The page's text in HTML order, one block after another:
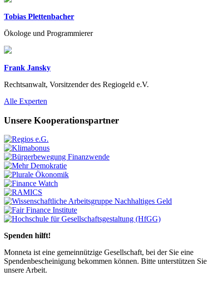
Tobias Plettenbacher
Ökologe und Programmierer
Frank Jansky
Rechtsanwalt, Vorsitzender des Regiogeld e.V.
Previous
Next
Alle Experten
Unsere Kooperationspartner
Spenden hilft!
Monneta ist eine gemeinnützige Gesellschaft, bei der Sie eine
Spendenbescheinigung bekommen können. Bitte unterstützen Sie
unsere Arbeit.